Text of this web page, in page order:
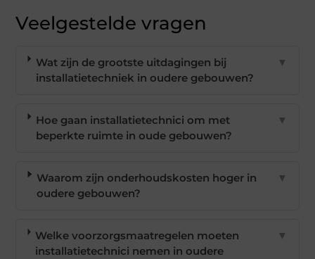
Veelgestelde vragen
Wat zijn de grootste uitdagingen bij
installatietechniek in oudere gebouwen?
▼
Hoe gaan installatietechnici om met
beperkte ruimte in oude gebouwen?
▼
Waarom zijn onderhoudskosten hoger in
oudere gebouwen?
▼
Welke voorzorgsmaatregelen moeten
installatietechnici nemen in oudere
▼